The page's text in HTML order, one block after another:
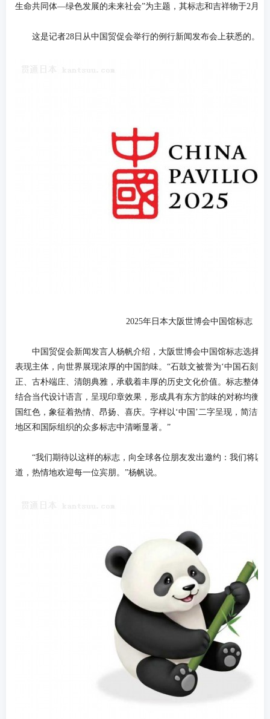
生命共同体—绿色发展的未来社会”为主题，其标志和吉祥物于2月28
这是记者28日从中国贸促会举行的例行新闻发布会上获悉的。
2025年日本大阪世博会中国馆标志
中国贸促会新闻发言人杨帆介绍，大阪世博会中国馆标志选择以
表现主体，向世界展现浓厚的中国韵味。“石鼓文被誉为‘中国石刻文
正、古朴端庄、清朗典雅，承载着丰厚的历史文化价值。标志整体
结合当代设计语言，呈现印章效果，形成具有东方韵味的对称均衡
国红色，象征着热情、昂扬、喜庆。字样以‘中国’二字呈现，简洁明
地区和国际组织的众多标志中清晰显著。”
“我们期待以这样的标志，向全球各位朋友发出邀约：我们将以
道，热情地欢迎每一位宾朋。”杨帆说。